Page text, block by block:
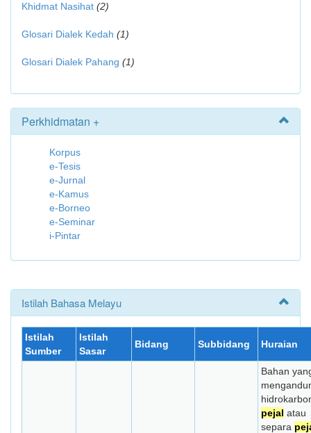
Khidmat Nasihat (2)
Glosari Dialek Kedah (1)
Glosari Dialek Pahang (1)
Perkhidmatan +
Korpus
e-Tesis
e-Jurnal
e-Kamus
e-Borneo
e-Seminar
i-Pintar
Istilah Bahasa Melayu
Istilah
Sumber
Istilah
Sasar
Bidang Subbidang Huraian
Bahan
pejal atau
separa